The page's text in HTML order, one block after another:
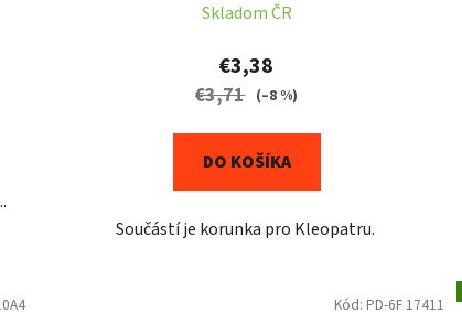
Skladom ČR
€3,38
€3,71 (–8 %)
DO KOŠÍKA
Součástí je korunka pro Kleopatru.
Kód: PD-6F 17411